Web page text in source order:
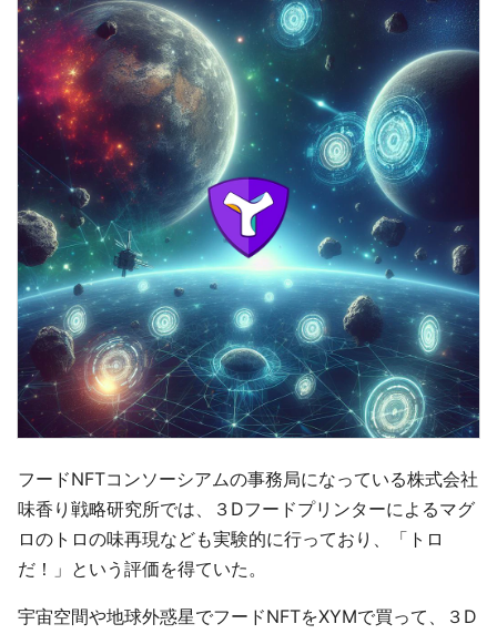
フードNFTコンソーシアムの事務局になっている株式会社
味香り戦略研究所では、３Dフードプリンターによるマグ
ロのトロの味再現なども実験的に行っており、「トロ
だ！」という評価を得ていた。
宇宙空間や地球外惑星でフードNFTをXYMで買って、３D